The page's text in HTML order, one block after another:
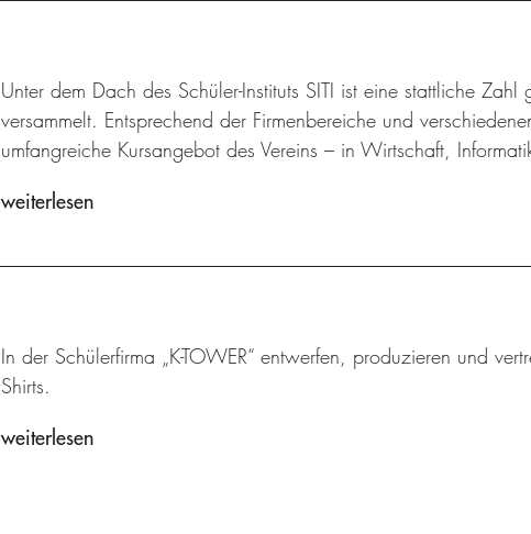
Unter dem Dach des Schüler-Instituts SITI ist eine stattliche Zahl
versammelt. Entsprechend der Firmenbereiche und
umfangreiche Kursangebot des Vereins – in Wirtschaft,
weiterlesen
In der Schülerfirma „K-TOWER“ entwerfen, produzieren und
Shirts.
weiterlesen